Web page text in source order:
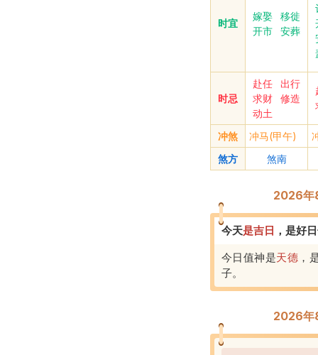
时宜
嫁娶
移徙
开市
安葬
时忌
赴任
出行
求财
修造
动土
冲煞 冲马(甲午)
煞方
煞南
2026年
今天是吉 日 ， 是好
今日值神是天德 ，
子。
2026年